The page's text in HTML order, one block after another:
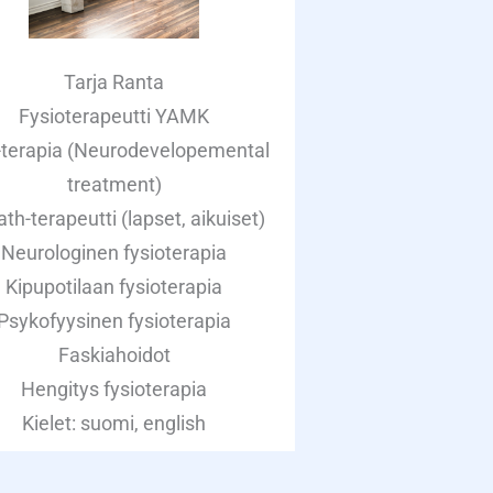
Tarja Ranta
Fysioterapeutti YAMK
terapia (Neurodevelopemental
treatment)
terapeutti (lapset, aikuiset)
Neurologinen fysioterapia
Kipupotilaan fysioterapia
fysioterapia
Faskiahoidot
Hengitys fysioterapia
Kielet: suomi, english